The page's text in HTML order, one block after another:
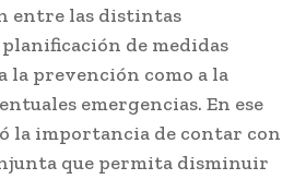
entre las distintas
de medidas
la prevención como a la
emergencias. En ese
la importancia de contar con
que permita disminuir